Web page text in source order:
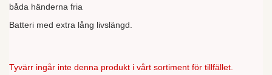
båda händerna fria
Batteri med extra lång livslängd.
Tyvärr ingår inte denna produkt i vårt sortiment för tillfället.